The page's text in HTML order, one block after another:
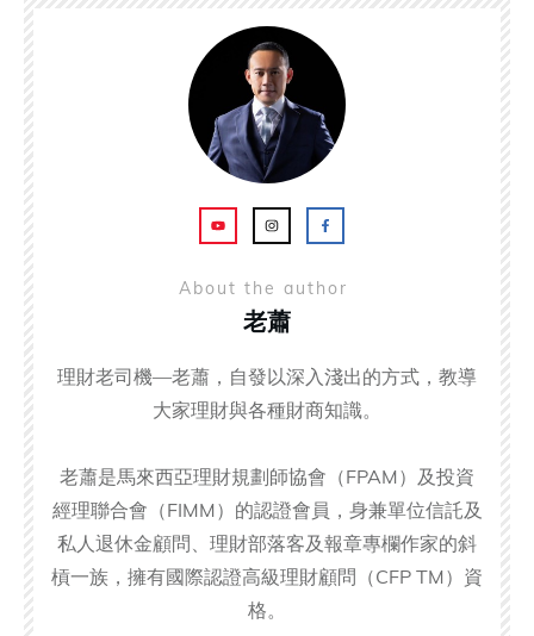
About the author
老蕭
理財老司機—老蕭，自發以深入淺出的方式，教導
大家理財與各種財商知識。
老蕭是馬來西亞理財規劃師協會（FPAM）及投資
經理聯合會（FIMM）的認證會員，身兼單位信託及
私人退休金顧問、理財部落客及報章專欄作家的斜
槓一族，擁有國際認證高級理財顧問（CFP TM）資
格。